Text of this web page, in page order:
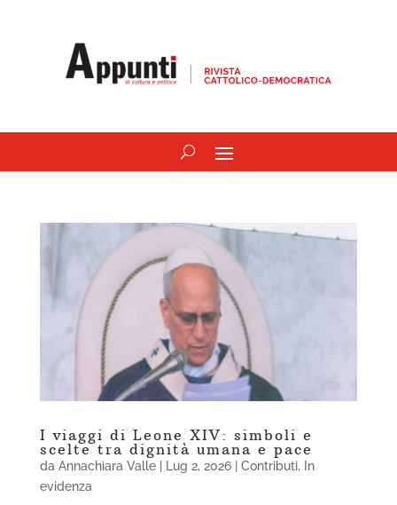
I viaggi di Leone XIV: simboli e
scelte tra dignità umana e pace
da Annachiara Valle| Lug 2, 2026| Contributi,
In
evidenza